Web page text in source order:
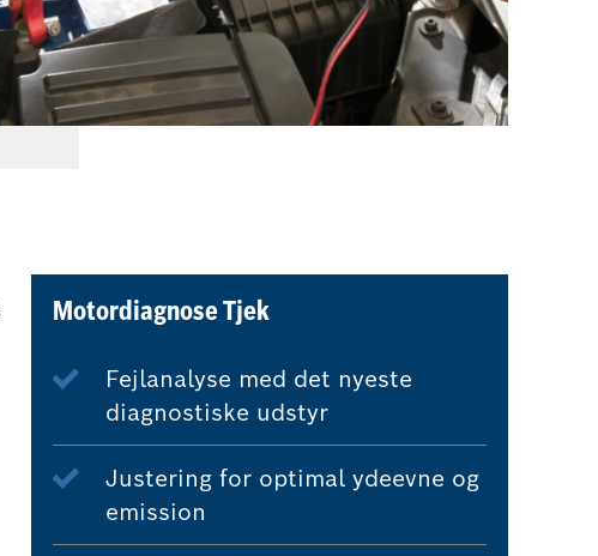
Motordiagnose Tjek
Fejlanalyse med det nyeste
diagnostiske udstyr
Justering for optimal ydeevne og
emission